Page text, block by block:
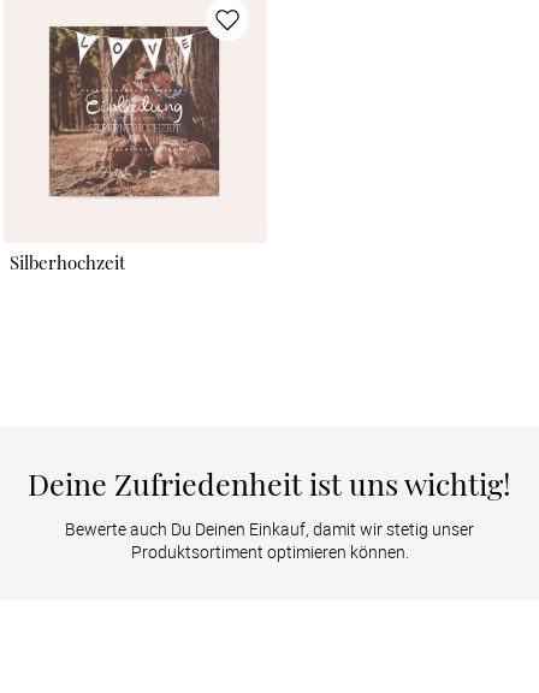
Silberhochzeit
Deine Zufriedenheit ist uns wichtig!
Bewerte auch Du Deinen Einkauf, damit wir stetig unser
Produktsortiment optimieren können.